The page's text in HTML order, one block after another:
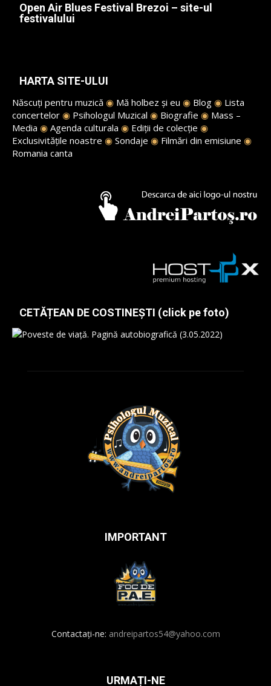
Open Air Blues Festival Brezoi – site-ul
festivalului
HARTA SITE-ULUI
Născuți pentru muzică ◉ Mă holbez și eu ◉ Blog ◉ Lista
concertelor ◉ Psihologul Muzical ◉ Biografie ◉ Mass –
Media ◉ Agenda culturala ◉ Ediții de colecție ◉
Exclusivitățile noastre ◉ Sondaje ◉ Filmări din emisiune ◉
Romania canta
CETĂȚEAN DE COSTINEȘTI (click pe foto)
IMPORTANT
Contactați-ne: andreipartos54@yahoo.com
URMAȚI-NE